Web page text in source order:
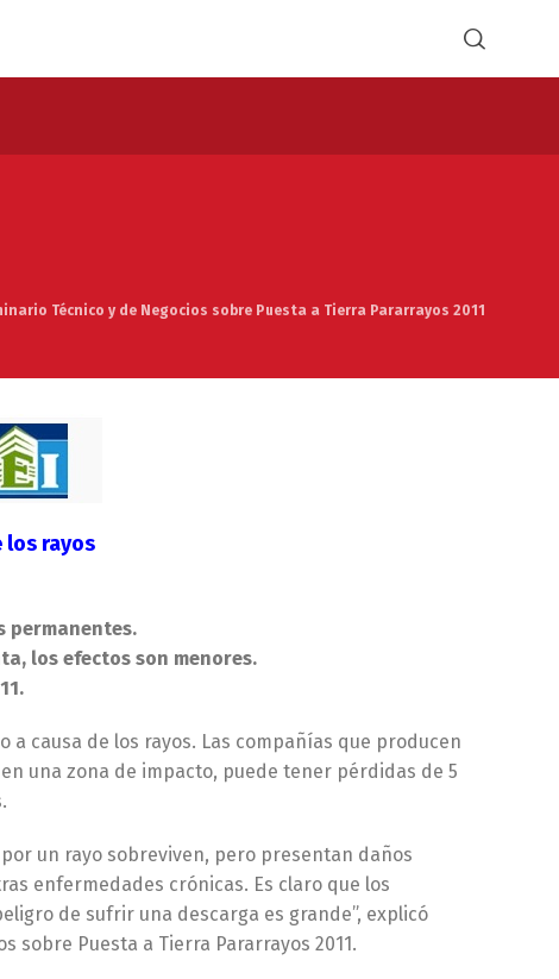
Técnico y de Negocios sobre Puesta a Tierra Pararrayos 2011
rayos
permanentes.
los efectos son menores.
causa de los rayos. Las compañías que producen
una zona de impacto, puede tener pérdidas de 5
un rayo sobreviven, pero presentan daños
enfermedades crónicas. Es claro que los
de sufrir una descarga es grande”, explicó
sobre Puesta a Tierra Pararrayos 2011.